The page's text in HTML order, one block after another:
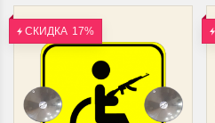
СКИДКА 17%